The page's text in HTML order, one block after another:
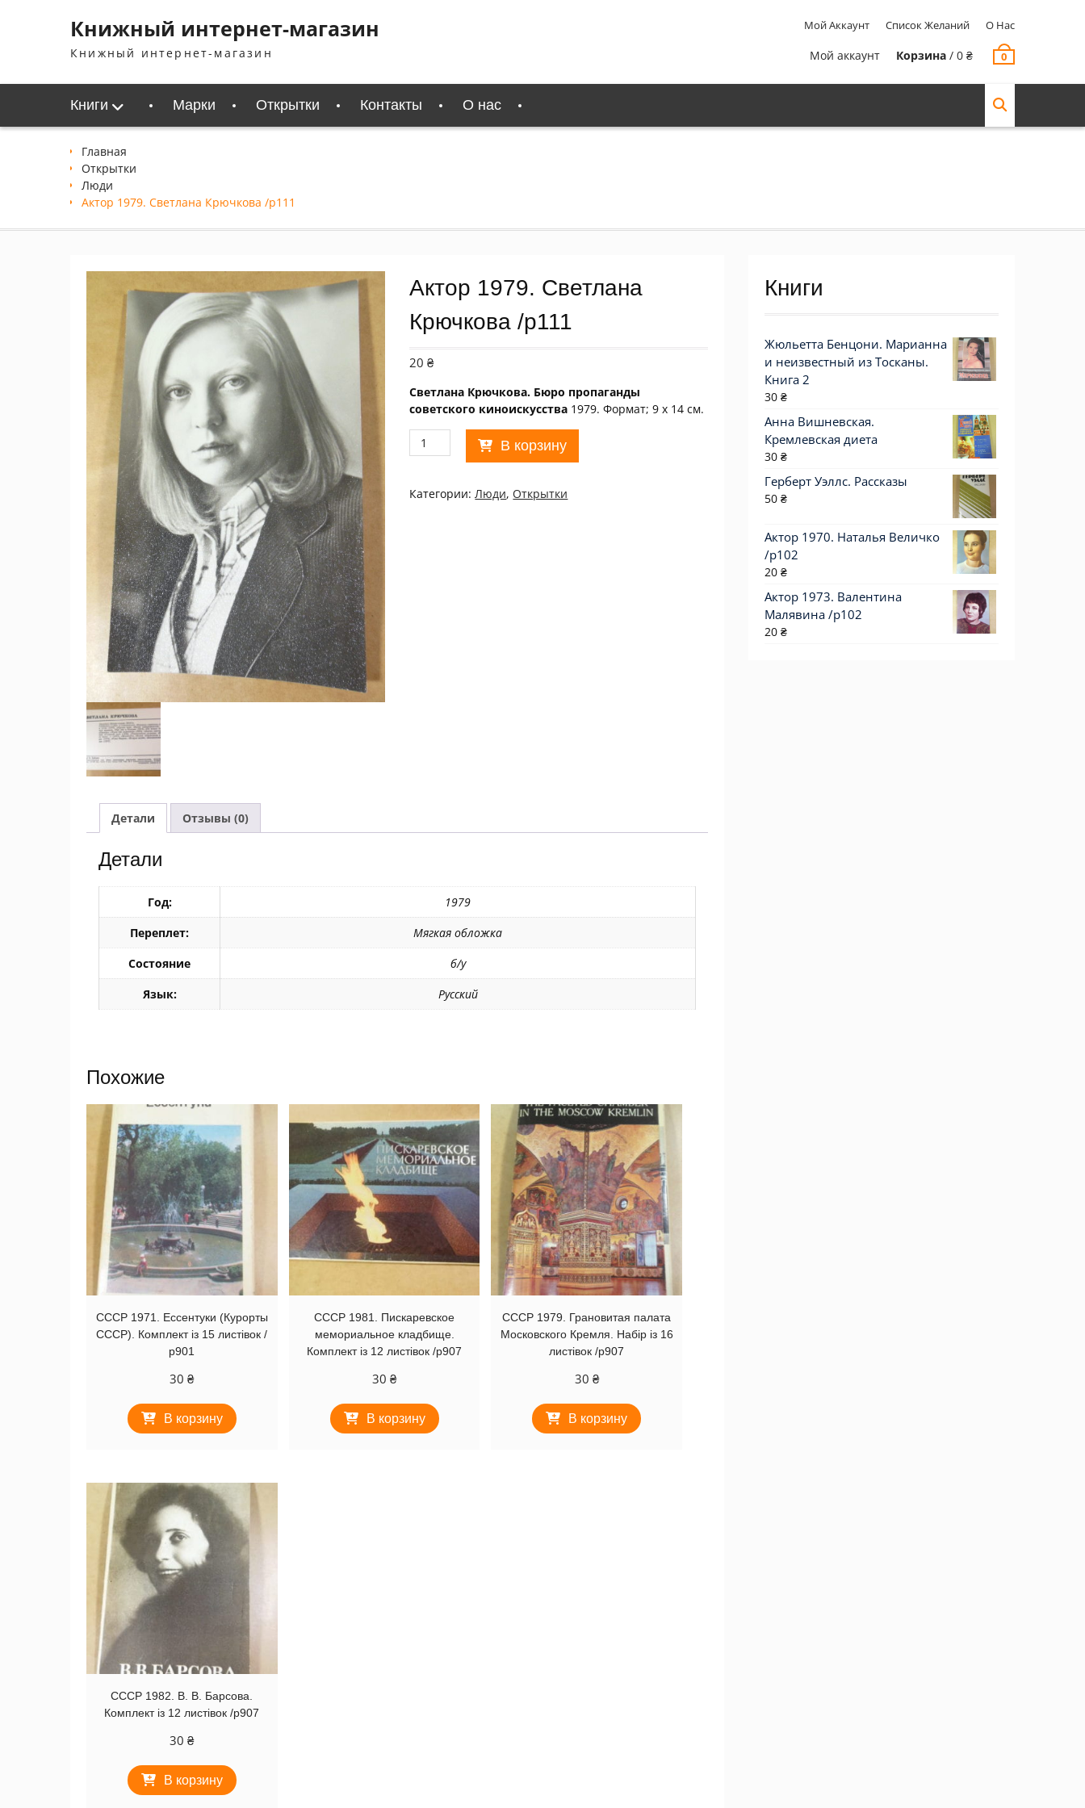
содержимомуКнижный интернет-магазин
Книжный интернет-магазин
Мой Аккаунт Список Желаний О Нас
Мой аккаунт Корзина / 0 ₴ 0
Книги Марки Открытки Контакты О нас
Главная
Открытки
Люди
Актор 1979. Светлана Крючкова /p111
Актор 1979. Светлана
Крючкова /p111
20₴
Светлана Крючкова. Бюро пропаганды
советского киноискусства 1979. Формат; 9 х 14 см.
Количество
товара
1979.
Светлана
В корзину
Категории:Люди, Открытки
Детали Отзывы (0)
Детали
Год:
1979
Переплет:
Мягкая обложка
Состояние
б/у
Язык:
Русский
Похожие
СССР 1971. Ессентуки (Курорты
СССР). Комплект із 15 листівок /
р901
30₴
В корзину
СССР 1981. Пискаревское
мемориальное кладбище.
Комплект із 12 листівок /р907
30 ₴
В корзину
СССР 1979. Грановитая палата
Московского Кремля. Набір із 16
листівок /р907
30 ₴
В корзину
СССР 1982. В. В. Барсова.
Комплект із 12 листівок /р907
30₴
В корзину
Книги
Жюльетта Бенцони. Марианна
и неизвестный из Тосканы.
Книга 2
30 ₴
Анна Вишневская.
Кремлевская диета
30 ₴
Герберт Уэллс. Рассказы
50 ₴
Актор 1970. Наталья Величко
/p102
20 ₴
Актор 1973. Валентина
Малявина /p102
20 ₴